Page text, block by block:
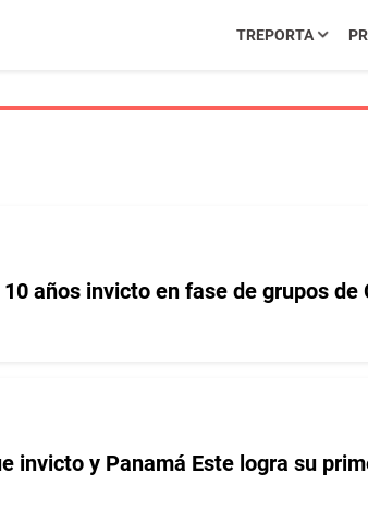
TREPORTA
años invicto en fase de grupos de
invicto y Panamá Este logra su